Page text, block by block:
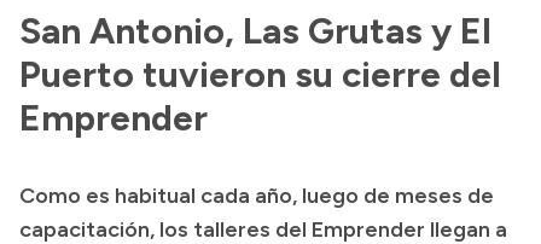
Delegaciones
Consultorios Propios
Presentación CV
Transparencia
San Antonio, Las Grutas y El
Puerto tuvieron su cierre del
Emprender
Como es habitual cada año, luego de meses de
capacitación, los talleres del Emprender llegan a